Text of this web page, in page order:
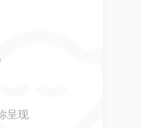
呈现